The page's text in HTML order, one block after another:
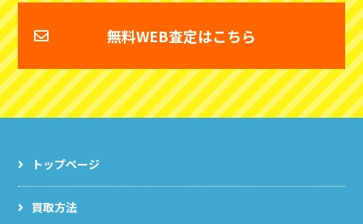
無料WEB査定はこちら
トップページ
買取方法